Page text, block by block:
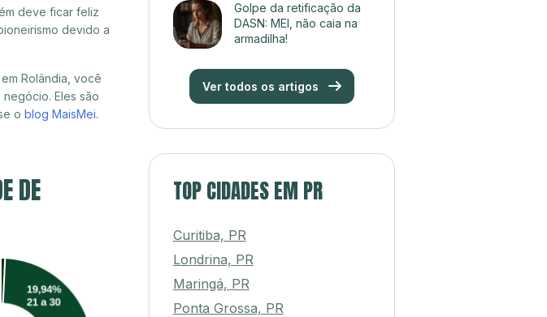
deve ficar feliz
devido a
Rolândia, você
Eles são
o blog MaisMei.
DE
Golpe da retificação da
DASN: MEI, não caia na
armadilha!
Ver todos os artigos
TOP CIDADES EM PR
Curitiba, PR
Londrina, PR
Maringá, PR
Ponta Grossa, PR